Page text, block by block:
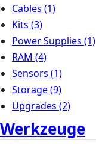
Cables (1)
Kits (3)
Power Supplies (1)
RAM (4)
Sensors (1)
Storage(9)
Upgrades (2)
Werkzeuge